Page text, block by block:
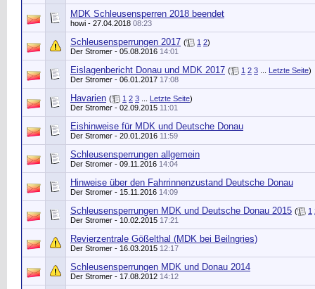
MDK Schleusensperren 2018 beendet
howi - 27.04.2018 08:23
Schleusensperrungen 2017 ( 1 2)
Der Stromer - 05.08.2016 14:01
Eislagenbericht Donau und MDK 2017 ( 1 2 3 Letzte Seite)
Der Stromer - 06.01.2017 17:08
Havarien ( 1 2 3 Letzte Seite)
Der Stromer - 02.09.2015 11:01
Eishinweise für MDK und Deutsche Donau
Der Stromer - 20.01.2016 11:59
Schleusensperrungen allgemein
Der Stromer - 09.11.2016 14:04
Hinweise über den Fahrrinnenzustand Deutsche Donau
Der Stromer - 15.11.2016 14:09
Schleusensperrungen MDK und Deutsche Donau 2015 ( 1
Der Stromer - 10.02.2015 17:21
Revierzentrale Gößelthal (MDK bei Beilngries)
Der Stromer - 16.03.2015 12:17
Schleusensperrungen MDK und Donau 2014
Der Stromer - 17.08.2012 14:12